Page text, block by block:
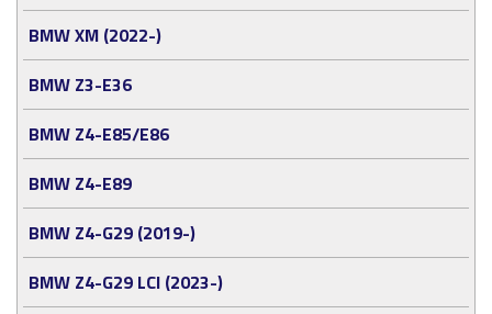
BMW XM (2022-)
BMW Z3-E36
BMW Z4-E85/E86
BMW Z4-E89
BMW Z4-G29 (2019-)
BMW Z4-G29 LCI (2023-)